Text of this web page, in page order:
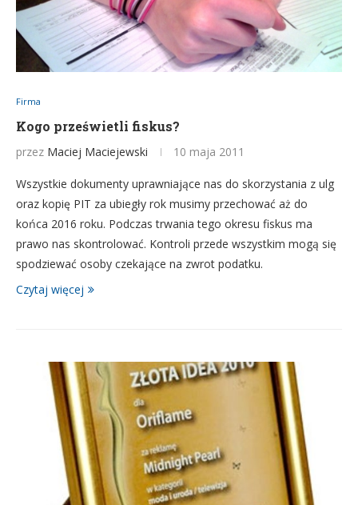
Firma
Kogo prześwietli fiskus?
przez Maciej Maciejewski 10 maja 2011
Wszystkie dokumenty uprawniające nas do skorzystania z ulg
oraz kopię PIT za ubiegły rok musimy przechować aż do
końca 2016 roku. Podczas trwania tego okresu fiskus ma
prawo nas skontrolować. Kontroli przede wszystkim mogą się
spodziewać osoby czekające na zwrot podatku.
Czytaj więcej